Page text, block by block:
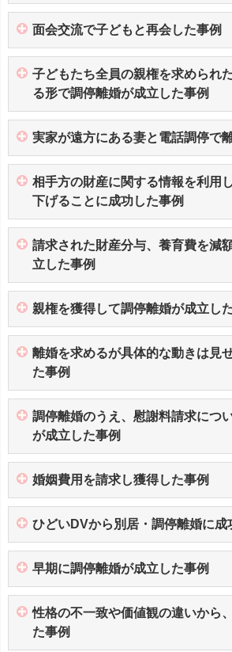
面会交流で子どもと再会した事例
子どもたち全員の親権を求められ
る形で調停離婚が成立した事例
実家が遠方にある妻と電話調停で
相手方の財産に関する情報を利用
下げることに成功した事例
請求された財産分与、養育費を減
立した事例
親権を獲得して調停離婚が成立し
離婚を求めるが具体的な動きは見
た事例
調停離婚のうえ、慰謝料請求につ
が成立した事例
婚姻費用を請求し獲得した事例
ひどいDVから別居・調停離婚に成
早期に調停離婚が成立した事例
性格の不一致や価値観の違いから
た事例